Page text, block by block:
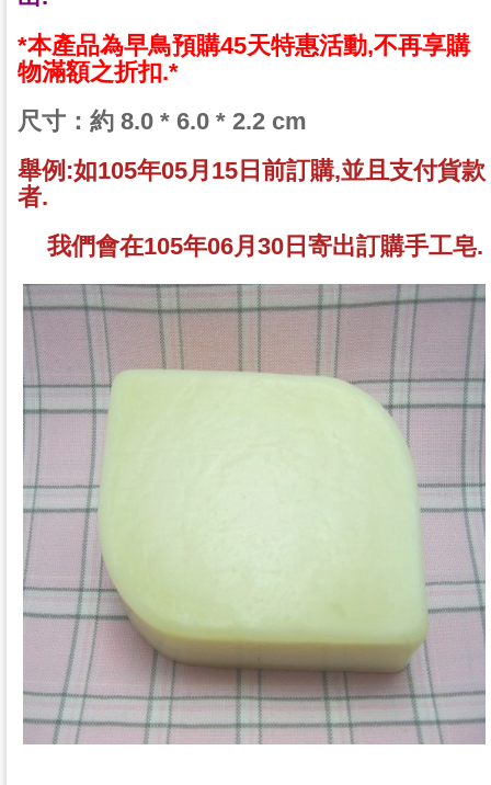
*本產品為早鳥預購45天特惠活動,不再享購
物滿額之折扣.*
尺寸：約 8.0 * 6.0 * 2.2 cm
舉例:如105年05月15日前訂購,並且支付貨款
者.
我們會在105年06月30日寄出訂購手工皂.